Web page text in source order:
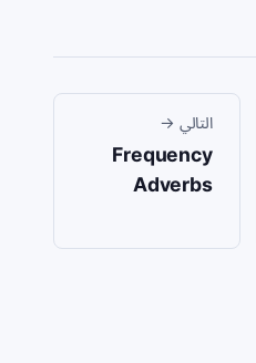
التالي→
Frequency
Adverbs